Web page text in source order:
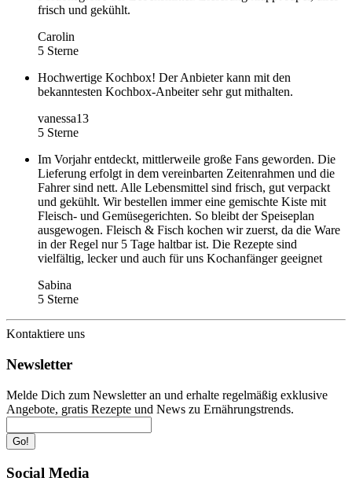
frisch und gekühlt.
Carolin
5 Sterne
Hochwertige Kochbox! Der Anbieter kann mit den
bekanntesten Kochbox-Anbeiter sehr gut mithalten.
vanessa13
5 Sterne
Im Vorjahr entdeckt, mittlerweile große Fans geworden. Die
Lieferung erfolgt in dem vereinbarten Zeitenrahmen und die
Fahrer sind nett. Alle Lebensmittel sind frisch, gut verpackt
und gekühlt. Wir bestellen immer eine gemischte Kiste mit
Fleisch- und Gemüsegerichten. So bleibt der Speiseplan
ausgewogen. Fleisch & Fisch kochen wir zuerst, da die Ware
in der Regel nur 5 Tage haltbar ist. Die Rezepte sind
vielfältig, lecker und auch für uns Kochanfänger geeignet
Sabina
5 Sterne
Kontaktiere uns
Newsletter
Melde Dich zum Newsletter an und erhalte regelmäßig exklusive
Angebote, gratis Rezepte und News zu Ernährungstrends.
Go!
Social Media